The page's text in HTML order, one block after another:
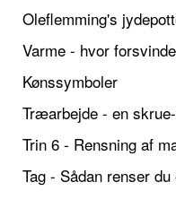
Oleflemming's
Varme - hvor
Kønssymboler
Træarbejde - en
Trin 6 - Rensning af
Tag - Sådan renser